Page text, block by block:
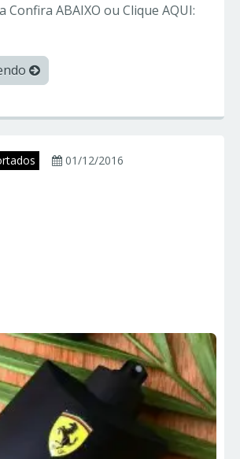
Confira ABAIXO ou Clique AQUI:
01/12/2016